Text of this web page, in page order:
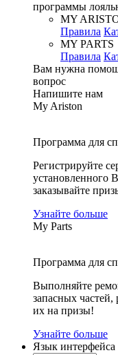
программы
MY
Правила
MY PARTS
Правила
Вам нужна
вопрос
Напишите нам
My Ariston
Программа для
Регистрируйте
установленного
заказывайте
Узнайте больше
My Parts
Программа для
Выполняйте
запасных
их на призы!
Узнайте больше
Язык интерфейса